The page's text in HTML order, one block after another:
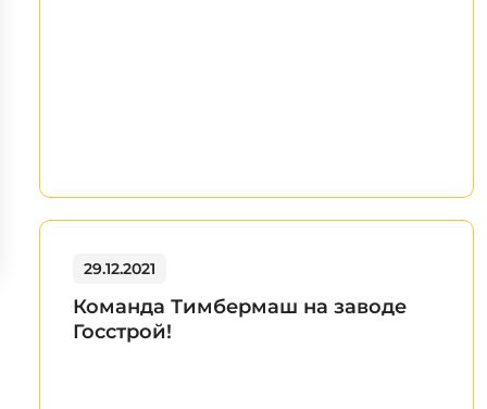
29.12.2021
Команда Тимбермаш на заводе
Госстрой!